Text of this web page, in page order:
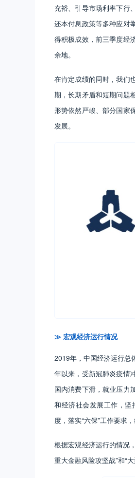
充裕、引导市场利率下行
还本付息政策等多种应对
得积极成效，前三季度经
余地。
在肯定成绩的同时，我们
期，长期矛盾和短期问题
形势依然严峻、部分国家
发展。
≫ 宏观经济运行情况
2019年，中国经济运行总
年以来，受新冠肺炎疫情
国内消费下滑，就业压力
和经济社会发展工作，坚
度，落实“六保”工作要求
根据宏观经济运行的情况
重大金融风险攻坚战”和“